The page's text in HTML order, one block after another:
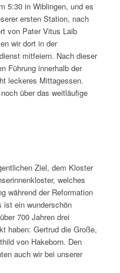
5:30 in Wiblingen, und es
ersten Station, nach
von Pater Vitus Laib
wir dort in der
mitfeiern. Nach dieser
Führung innerhalb der
leckeres Mittagessen.
über das weitläufige
Ziel, dem Kloster
welches
während der Reformation
ist ein wunderschön
700 Jahren drei
haben: Gertrud die Große,
von Hakeborn. Den
auch wir bei unserer